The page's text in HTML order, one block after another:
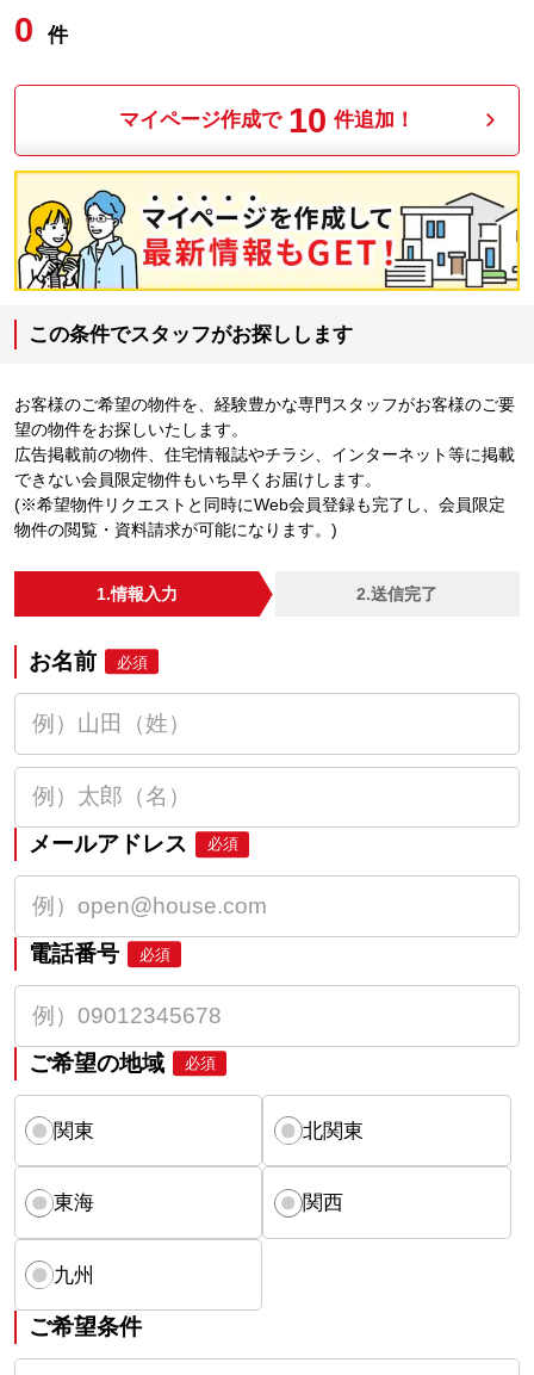
0 件
マイページ作成で 10 件追加！
この条件でスタッフがお探しします
お客様のご希望の物件を、経験豊かな専門スタッフがお客様のご要
望の物件をお探しいたします。
広告掲載前の物件、住宅情報誌やチラシ、インターネット等に掲載
できない会員限定物件もいち早くお届けします。
(※希望物件リクエストと同時にWeb会員登録も完了し、会員限定
物件の閲覧・資料請求が可能になります。)
1.情報入力 2.送信完了
お名前 必須
メールアドレス 必須
電話番号 必須
ご希望の地域 必須
関東 北関東
東海 関西
九州
ご希望条件